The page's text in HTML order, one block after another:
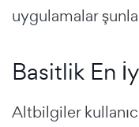
uygulamalar
Basitlik En
Altbilgiler